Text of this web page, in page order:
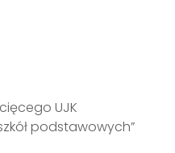
UJK
podstawowych”